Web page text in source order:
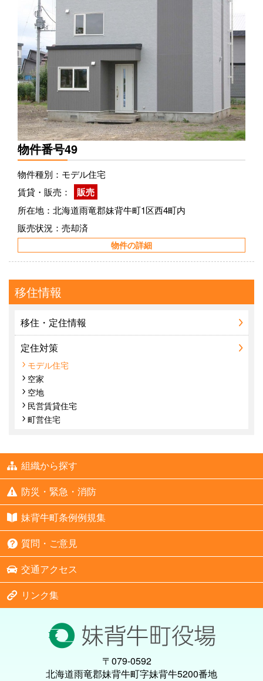
物件番号49
物件種別：モデル住宅
賃貸・販売：
販売
所在地：北海道雨竜郡妹背牛町1区西4町内
販売状況：売却済
物件の詳細
移住情報
移住・定住情報
定住対策
モデル住宅
空家
空地
民営賃貸住宅
町営住宅
組織から探す
防災・緊急・消防
妹背牛町条例例規集
質問・ご意見
交通アクセス
リンク集
〒079-0592
北海道雨竜郡妹背牛町字妹背牛5200番地